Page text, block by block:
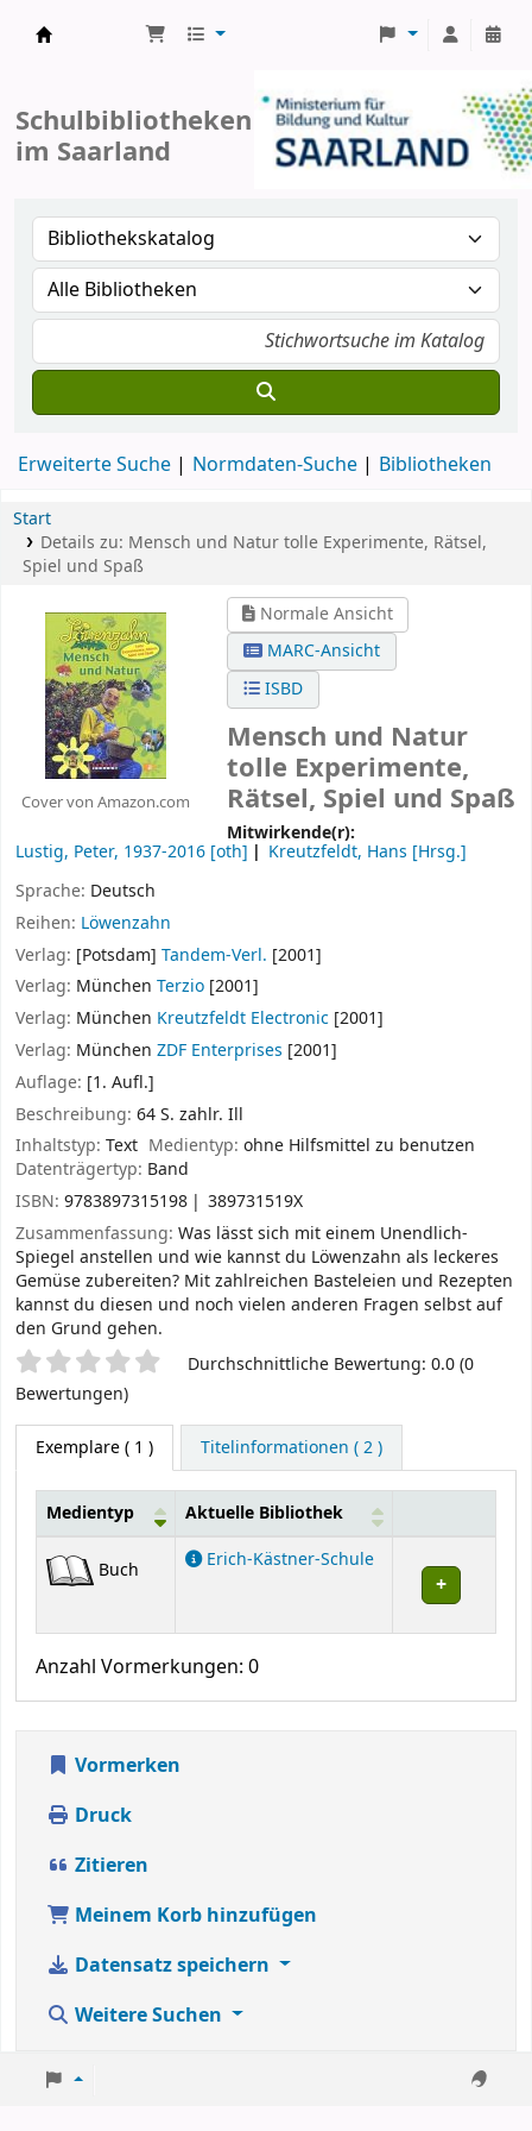
Schulbibliotheken
im Saarland
Erweiterte Suche Normdaten-Suche Bibliotheken
Start
Details zu: Mensch und Naturtolle Experimente, Rätsel,
Spiel und Spaß
Cover von Amazon.com
Normale Ansicht
MARC-Ansicht
ISBD
Mensch und Natur
tolle Experimente,
Rätsel, Spiel und Spaß
Mitwirkende(r):
Lustig, Peter, 1937-2016 [oth] Kreutzfeldt, Hans [Hrsg.]
Sprache: Deutsch
Reihen: Löwenzahn
Verlag: [Potsdam] Tandem-Verl. [2001]
Verlag: München Terzio [2001]
Verlag: München Kreutzfeldt Electronic [2001]
Verlag: München ZDF Enterprises [2001]
Auflage: [1. Aufl.]
Beschreibung: 64 S. zahlr. Ill
Inhaltstyp: Text Medientyp:ohne Hilfsmittel zu benutzen
Datenträgertyp: Band
ISBN: 9783897315198
389731519X
Zusammenfassung: Was lässt sich mit einem Unendlich-
Spiegel anstellen und wie kannst du Löwenzahn als leckeres
Gemüse zubereiten? Mit zahlreichen Basteleien und Rezepten
kannst du diesen und noch vielen anderen Fragen selbst auf
den Grund gehen.
SternchenbewertungDurchschnittliche Bewertung: 0.0 (0
Bewertungen)
Exemplare( 1 ) Titelinformationen ( 2 )
Medientyp Aktuelle Bibliothek
Buch Erich-Kästner-Schule
Anzahl Vormerkungen: 0
Vormerken
Druck
Zitieren
Meinem Korb hinzufügen
Datensatz speichern
Weitere Suchen